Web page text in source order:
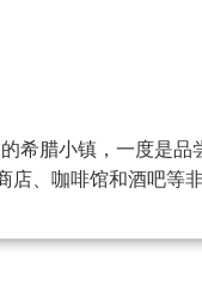
希腊小镇，一度是品
、咖啡馆和酒吧等非